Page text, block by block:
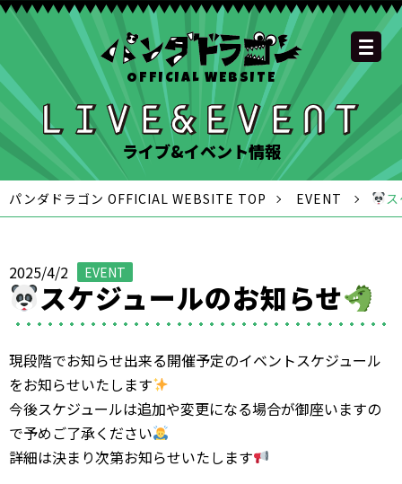
OFFICIAL WEBSITEOFFICIAL SITE TOP
NEWS MEMBER
SCHEDULE DISCOGRAPHY
GOODS
FAQ CONTACT
YOUTUBE
CHANNEL
INSTAGRAM
OFFICIAL
TWITTER
OFFICIAL LINE
ACCOUNT
OFFICIAL
TIKTOK
ライブ&イベント情報
パンダドラゴン OFFICIAL WEBSITE TOP EVENT
2025/4/2 EVENT
スケジュールのお知らせ
現段階でお知らせ出来る開催予定のイベントスケジュール
をお知らせいたします
今後スケジュールは追加や変更になる場合が御座いますの
で予めご了承ください
詳細は決まり次第お知らせいたします